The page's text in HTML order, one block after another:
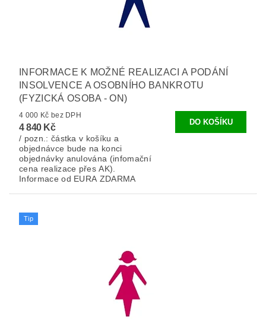
INFORMACE K MOŽNÉ REALIZACI A PODÁNÍ
INSOLVENCE A OSOBNÍHO BANKROTU
(FYZICKÁ OSOBA - ON)
4 000 Kč bez DPH
4 840 Kč
/ pozn.: částka v košíku a
objednávce bude na konci
objednávky anulována (infomační
cena realizace přes AK).
Informace od EURA ZDARMA
Tip